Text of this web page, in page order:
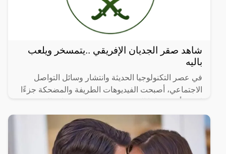
شاهد صقر الجديان الإفريقي ..يتمسخر ويلعب
باليه
في عصر التكنولوجيا الحديثة وانتشار وسائل التواصل
الاجتماعي، أصبحت الفيديوهات الطريفة والمضحكة جزءًا
انتشرت